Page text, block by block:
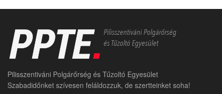
Pilisszentiváni Polgárőrség és Tűzoltó Egyesület
Szabadidőnket szívesen feláldozzuk, de szertteinket soha!